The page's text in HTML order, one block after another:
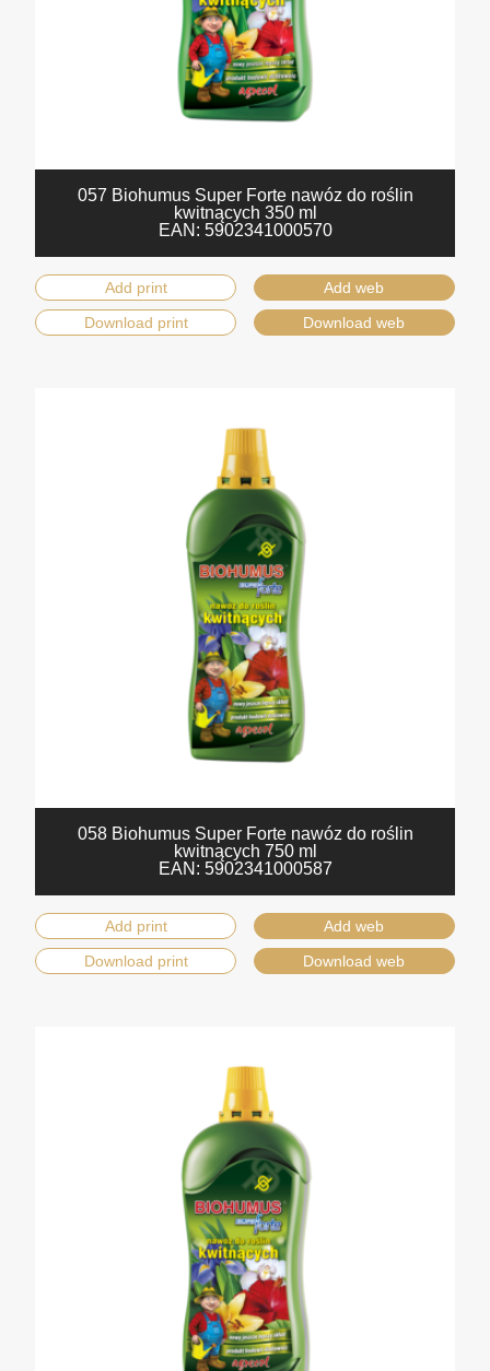
057 Biohumus Super Forte nawóz do roślin
kwitnących 350 ml
EAN: 5902341000570
Add print
Add web
Download print
Download web
058 Biohumus Super Forte nawóz do roślin
kwitnących 750 ml
EAN: 5902341000587
Add print
Add web
Download print
Download web